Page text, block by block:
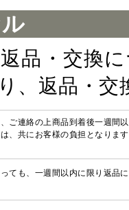
品・交換
、返品・
ご連絡の上商品到着後一週間
、共にお客様の負担となりま
ても、一週間以内に限り返品